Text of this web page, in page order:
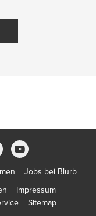
Jobs bei Blurb
Impressum
Sitemap